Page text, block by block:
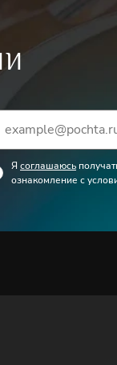
Я соглашаюсь
ознакомление с